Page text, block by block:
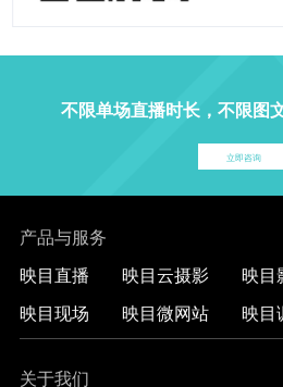
不限单场直播时长，不限图
立即咨询
产品与服务
映目直播
映目现场
映目云摄影
映目微网站
映目
映目
关于我们